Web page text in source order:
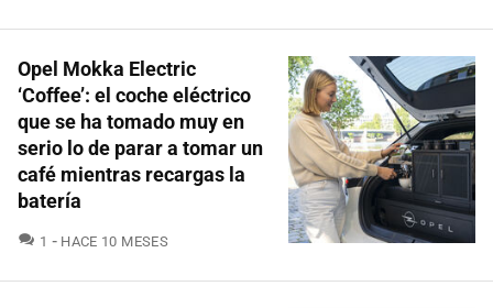
Opel Mokka Electric
‘Coffee’: el coche eléctrico
que se ha tomado muy en
serio lo de parar a tomar un
café mientras recargas la
batería
1 COMENTARIOS
HACE 10 MESES